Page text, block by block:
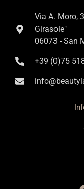
Via A. Moro,
Girasole"
06073 - San
+39 (0)75